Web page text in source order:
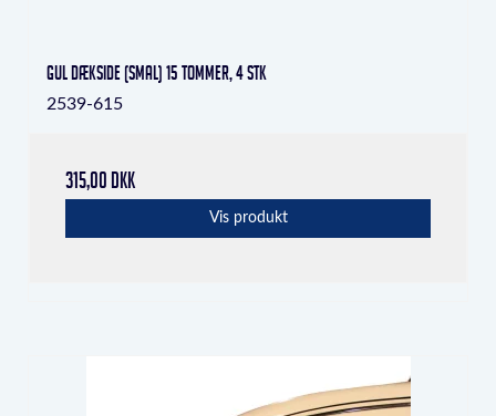
Gul dækside (smal) 15 tommer, 4 stk
2539-615
315,00 DKK
Vis produkt